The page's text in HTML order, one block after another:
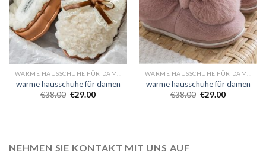
warme hausschuhe für damen
€38.00 €29.00
warme hausschuhe für damen
€38.00 €29.00
NEHMEN SIE KONTAKT MIT UNS AUF